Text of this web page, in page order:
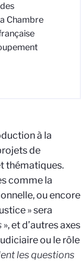
Chambre
à la
de
thématiques.
comme la
ou encore
» sera
», et d’autres axes
ou le rôle
les questions